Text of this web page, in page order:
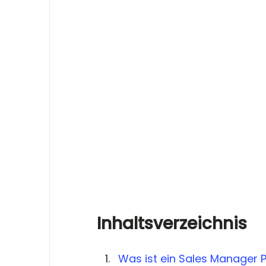
Inhaltsverzeichnis
Was ist ein Sales Manager